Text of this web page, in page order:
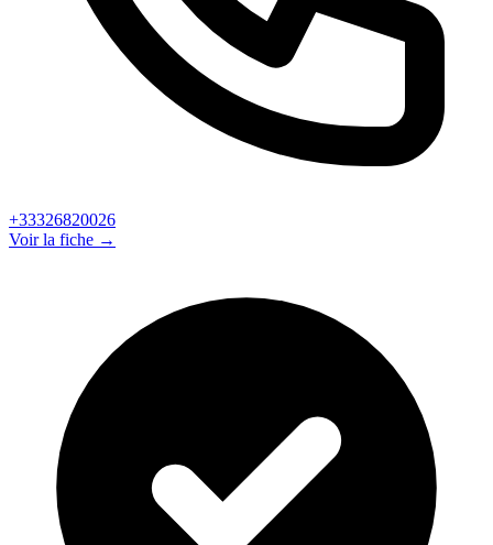
+33326820026
Voir la fiche →